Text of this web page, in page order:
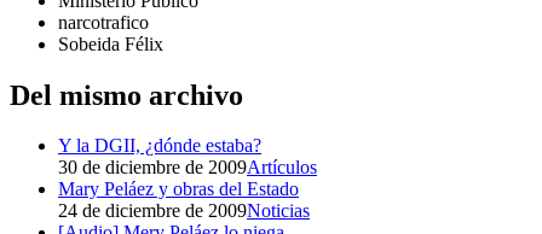
narcotrafico
Sobeida Félix
Del mismo archivo
Y la DGII, ¿dónde estaba?
30 de diciembre de 2009Artículos
Mary Peláez y obras del Estado
24 de diciembre de 2009Noticias